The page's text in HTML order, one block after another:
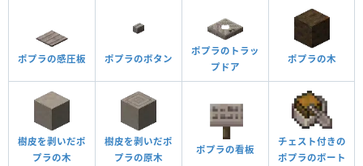
ポプラの感圧板 ポプラのボタン
ポプラのトラッ
プドア
ポプラの木
樹皮を剥いだポ
プラの木
樹皮を剥いだポ
プラの原木
ポプラの看板
チェスト付きの
ポプラのボート